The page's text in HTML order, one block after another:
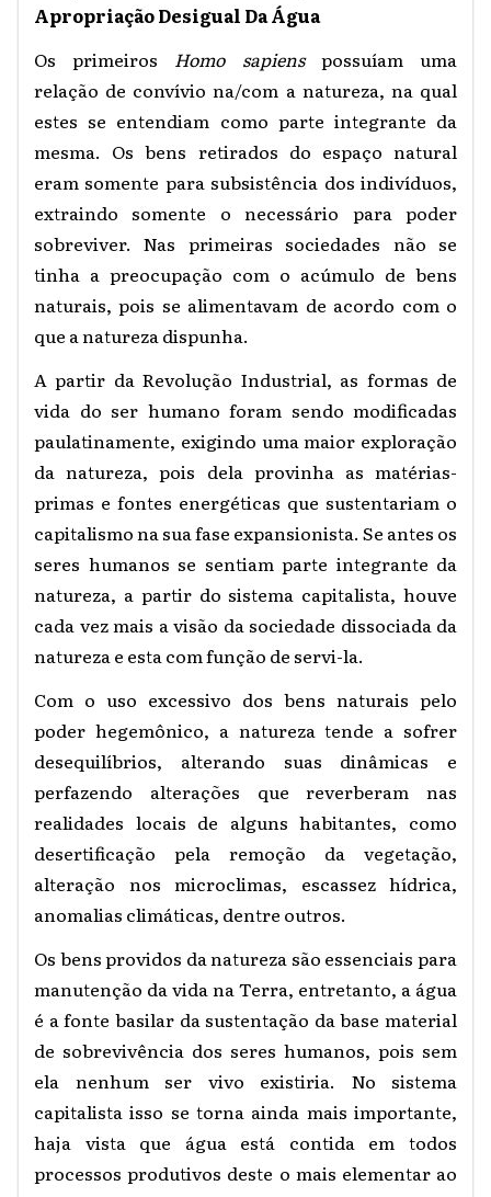
Apropriação Desigual Da Água
Os primeiros Homo sapienspossuíam uma
relação de convívio na/com a natureza, na qual
estes se entendiam como parte integrante da
mesma. Os bens retirados do espaço natural
eram somente para subsistência dos indivíduos,
extraindo somente o necessário para poder
sobreviver. Nas primeiras sociedades não se
tinha a preocupação com o acúmulo de bens
naturais, pois se alimentavam de acordo com o
que a natureza dispunha.
A partir da Revolução Industrial, as formas de
vida do ser humano foram sendo modificadas
paulatinamente, exigindo uma maior exploração
da natureza, pois dela provinha as matérias-
primas e fontes energéticas que sustentariam o
capitalismo na sua fase expansionista. Se antes os
seres humanos se sentiam parte integrante da
natureza, a partir do sistema capitalista, houve
cada vez mais a visão da sociedade dissociada da
natureza e esta com função de servi-la.
Com o uso excessivo dos bens naturais pelo
poder hegemônico, a natureza tende a sofrer
desequilíbrios, alterando suas dinâmicas e
perfazendo alterações que reverberam nas
realidades locais de alguns habitantes, como
desertificação pela remoção da vegetação,
alteração nos microclimas, escassez hídrica,
anomalias climáticas, dentre outros.
Os bens providos da natureza são essenciais para
manutenção da vida na Terra, entretanto, a água
é a fonte basilar da sustentação da base material
de sobrevivência dos seres humanos, pois sem
ela nenhum ser vivo existiria. No sistema
capitalista isso se torna ainda mais importante,
haja vista que água está contida em todos
processos produtivos deste o mais elementar ao